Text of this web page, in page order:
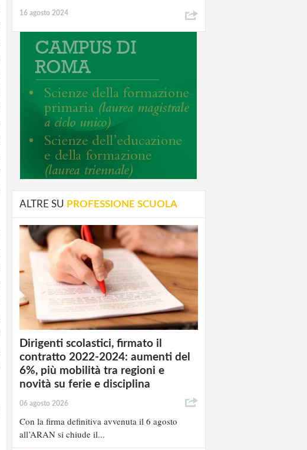
16 agosto 2024
ALTRE SU PROFESSIONE SCUOLA
Dirigenti scolastici, firmato il
contratto 2022-2024: aumenti del
6%, più mobilità tra regioni e
novità su ferie e disciplina
06 agosto 2026
Con la firma definitiva avvenuta il 6 agosto
all’ARAN si chiude il...